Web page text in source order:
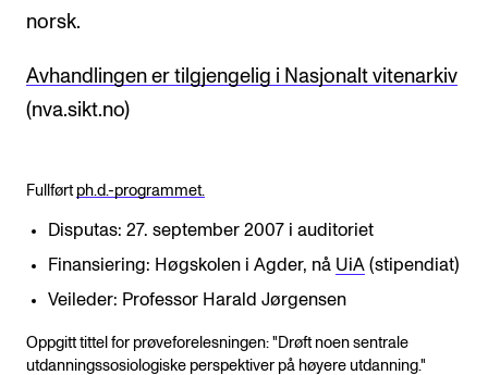
norsk.
Avhandlingen er tilgjengelig i Nasjonalt vitenarkiv
(nva.sikt.no)
Fullført ph.d.-programmet.
Disputas: 27. september 2007 i auditoriet
Finansiering: Høgskolen i Agder, nå UiA (stipendiat)
Veileder: Professor Harald Jørgensen
Oppgitt tittel for prøveforelesningen: "Drøft noen sentrale
utdanningssosiologiske perspektiver på høyere utdanning."